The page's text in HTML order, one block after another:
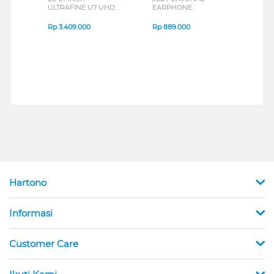
ULTRAFINE U7 UHD
B_G3
Rp3.409.000
EARPHONE
SERIES
Rp889.000
Hartono
Informasi
Customer Care